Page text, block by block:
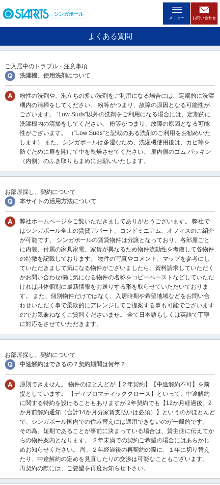
ー
移
す
る
め
ヘ
ダ
情
報
に
ま
。
フ
タ
シンガポール
メニュー お問い合わせ
よくある質問
ご入居中のトラブル・注意事項
洗濯機、使用洗剤について
粉性の洗剤や、泡立ちの多い洗剤をご利用になる場合には、定期的に洗濯
機内の清掃をしてください。 粉等がつまり、故障の原因となる可能性が
ございます。 ”Low Suds"以外の洗剤をご利用になる場合には、定期的に
洗濯機内の清掃をしてください。 粉等がつまり、故障の原因となる可能
性がございます。 （”Low Suds"と記載のある洗剤のご利用をお勧めいた
します） また、シンガポールは多湿なため、洗濯機使用後は、カビ等を
防ぐために扉を開けて中を乾燥させてください。 扉内側のゴム パッキン
（内側）のふき取りもまめにお願いいたします。
お部屋探し、契約について
本サイトの活用方法について
弊社ホームページをご覧いただきましてありがとうございます。 弊社で
はシンガポール全土の賃貸アパート、コンドミニアム、オフィスのご紹介
が可能です。 シンガポールの賃貸物件は分譲となっており、各部屋ごと
に内装、付属の家具家電、家賃が異なるため物件流動性を考慮して各物件
の特徴を記載しております。 物件の写真やコメント、マップを参考にし
ていただきまして気になる物件がございましたら、資料請求していただく
かお問い合わせ欄に気になる物件の名称をコピーペーストなどしていただ
ければ具体個別に最新情報をお送りする形を取らせていただいておりま
す。 また、個別物件だけではなく、入居時期や希望地域などをお問い合
わせいただく事で柔軟的にアレンジしてご提案する事も可能でございます
のでお気兼ねなくご質問くださいませ。 全て日本語もしくは英語で丁寧
に対応をさせていただきます。
お部屋探し、契約について
中途解約はできるの？契約期間は何年？
原則できません。 物件のほとんどが【２年契約】【中途解約不可】を前
提としています。 【ディプロマティッククロース】といって、中途解約
に関する特約を設けることもありますが 2年契約でも【12か月経過後、2
か月前解約通知（合計14か月分家賃支払いは必須）】というのがほとんど
で、シンガポール国内での住み替えには適用できないのが一般的です。
その為、短期であることが事前に決まっている場合は、貸主側に伝えてか
らの物件案内となります。 ２年未満での契約ご希望の場合にはあらかじ
めお知らせください。 尚、２年経過後の再契約の際に、１年に切り替え
たり、中途解約の定めを見直したりの交渉は可能なこともございます。
再契約の際には、ご要望を再度お知らせ下さい。